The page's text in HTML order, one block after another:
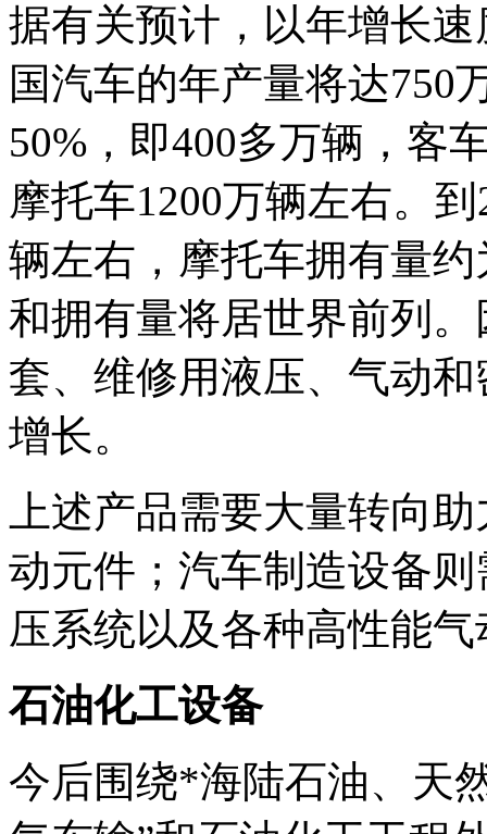
据有关预计，以年增长
国汽车的年产量将达
50%，即400多万辆，客
摩托车1200万辆左右。
辆左右，摩托车拥有量
和拥有量将居世界前列
套、维修用液压、气动
增长。
上述产品需要大量转向
动元件；汽车制造设备
压系统以及各种高性能
石油化工设备
今后围绕*海陆石油、天